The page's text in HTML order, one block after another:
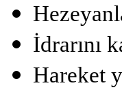
İdrarını
Hareket